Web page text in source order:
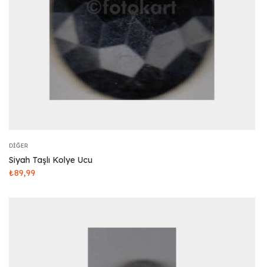
DIĞER
Siyah Taşlı Kolye Ucu
₺89,99